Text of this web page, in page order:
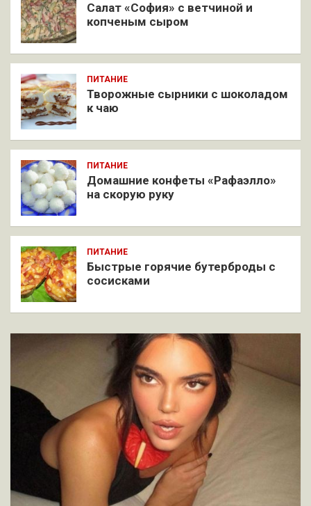
Салат «София» с ветчиной и
копченым сыром
ПИТАНИЕ
Творожные сырники с шоколадом
к чаю
ПИТАНИЕ
Домашние конфеты «Рафаэлло»
на скорую руку
ПИТАНИЕ
Быстрые горячие бутерброды с
сосисками